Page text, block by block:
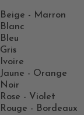
Beige - Marron
Blanc
Bleu
Gris
Ivoire
Jaune - Orange
Noir
Rose - Violet
Rouge - Bordeaux